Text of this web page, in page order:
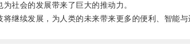
社会的发展带来了巨大的推动力。
续发展，为人类的未来带来更多的便利、智能与